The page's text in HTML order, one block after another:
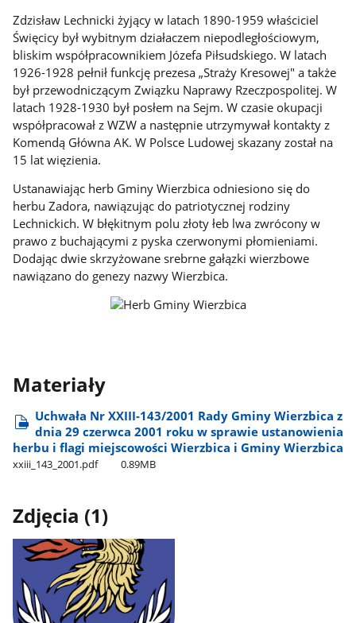
Zdzisław Lechnicki żyjący w latach 1890-1959 właściciel
Święcicy był wybitnym działaczem niepodległościowym,
bliskim współpracownikiem Józefa Piłsudskiego. W latach
1926-1928 pełnił funkcję prezesa „Straży Kresowej" a także
był przewodniczącym Związku Naprawy Rzeczpospolitej. W
latach 1928-1930 był posłem na Sejm. W czasie okupacji
współpracował z WZW a następnie utrzymywał kontakty z
Komendą Główna AK. W Polsce Ludowej skazany został na
15 lat więzienia.
Ustanawiając herb Gminy Wierzbica odniesiono się do
herbu Zadora, nawiązując do patriotycznej rodziny
Lechnickich. W błękitnym polu złoty łeb lwa zwrócony w
prawo z buchającymi z pyska czerwonymi płomieniami.
Dodając dwie skrzyżowane srebrne gałązki wierzbowe
nawiązano do genezy nazwy Wierzbica.
Materiały
Uchwała Nr XXIII-143/2001 Rady Gminy Wierzbica z
dnia 29 czerwca 2001 roku w sprawie ustanowienia
herbu i flagi miejscowości Wierzbica i Gminy Wierzbica
xxiii​_143​_2001.pdf 0.89MB
Zdjęcia (1)